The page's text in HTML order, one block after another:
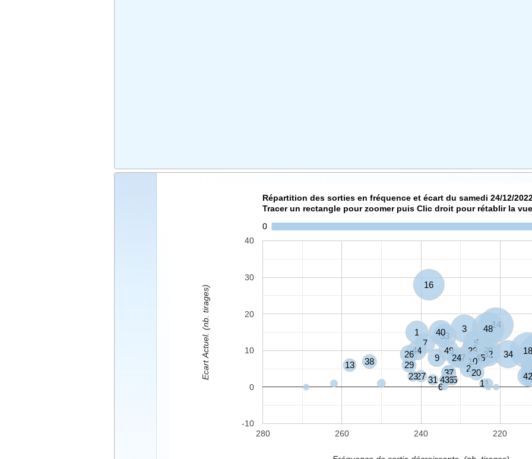
Répartition des sorties en fréquence et écart du samedi 24/
Tracer un rectangle pour zoomer puis Clic droit pour rétablir la
0
18
14
48
16
3
34
5
30
32
33
40
1
28
45
7
10
17
42
49
24
44
9
26
220
4
29
37
38
13
27
23 31 35
36
43 11
6
280 260 240 220
-10
0
10
20
30
40
Ecart Actuel. (nb. tirages)